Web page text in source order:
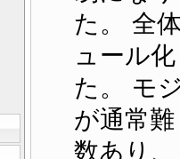
た。 全
ュール
た。 モ
が通常
数あり